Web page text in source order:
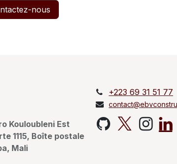
nous
Kouloubleni Est
1115, Boîte postale
Mali
+223 69 31 51 77